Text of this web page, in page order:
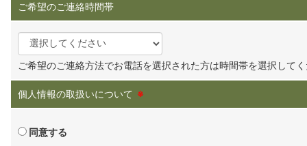
ご希望のご連絡時間帯
ご希望のご連絡方法でお電話を選択された方は時間帯を選択して
個人情報の取扱いについて ※
同意する